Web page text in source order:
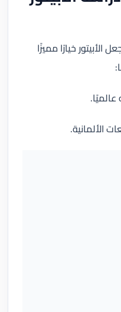
خيارًا مميزًا
الألمانية.